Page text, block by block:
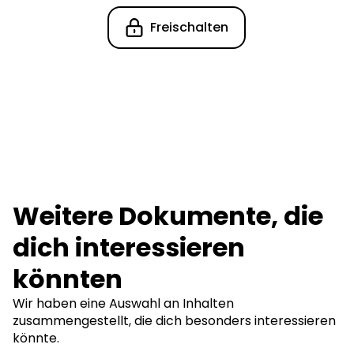
Freischalten
Weitere Dokumente, die
dich interessieren
könnten
Wir haben eine Auswahl an Inhalten
zusammengestellt, die dich besonders interessieren
könnte.